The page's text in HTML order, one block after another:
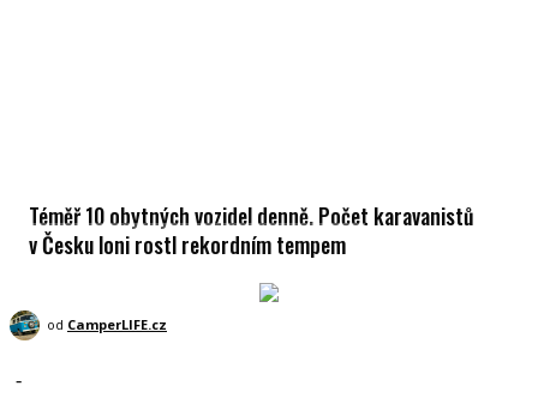
Téměř 10 obytných vozidel denně. Počet karavanistů
v Česku loni rostl rekordním tempem
od CamperLIFE.cz
-